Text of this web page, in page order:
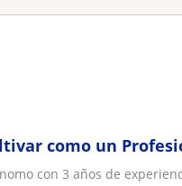
como un
con 3 años de